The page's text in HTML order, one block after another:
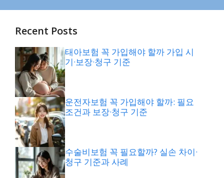
Recent Posts
태아보험 꼭 가입해야 할까 가입 시
기·보장·청구 기준
운전자보험 꼭 가입해야 할까: 필요
조건과 보장·청구 기준
수술비보험 꼭 필요할까? 실손 차이·
청구 기준과 사례